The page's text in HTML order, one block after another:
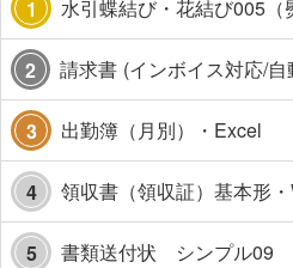
1 水引蝶結び・花結び005（
2
3 出勤簿（月別）・Excel
4 領収書（領収証）基本形
5 書類送付状 シンプル09